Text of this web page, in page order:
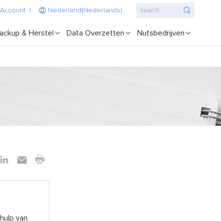
Nederland(Nederlands)
& Herstel Data Overzetten Nutsbedrijven
van